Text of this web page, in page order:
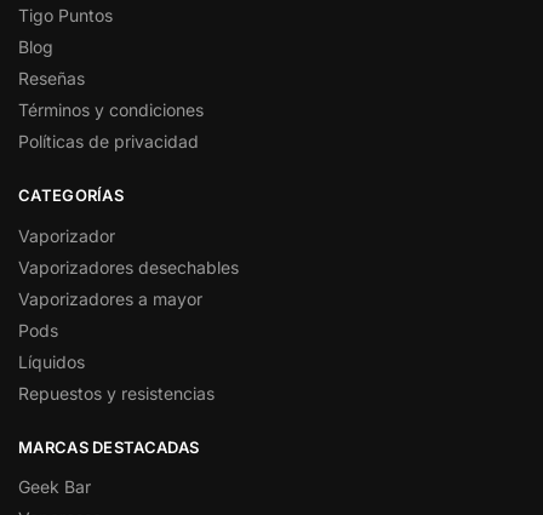
Tigo Puntos
Blog
Reseñas
Términos y condiciones
Políticas de privacidad
CATEGORÍAS
Vaporizador
Vaporizadores desechables
Vaporizadores a mayor
Pods
Líquidos
Repuestos y resistencias
MARCAS DESTACADAS
Geek Bar